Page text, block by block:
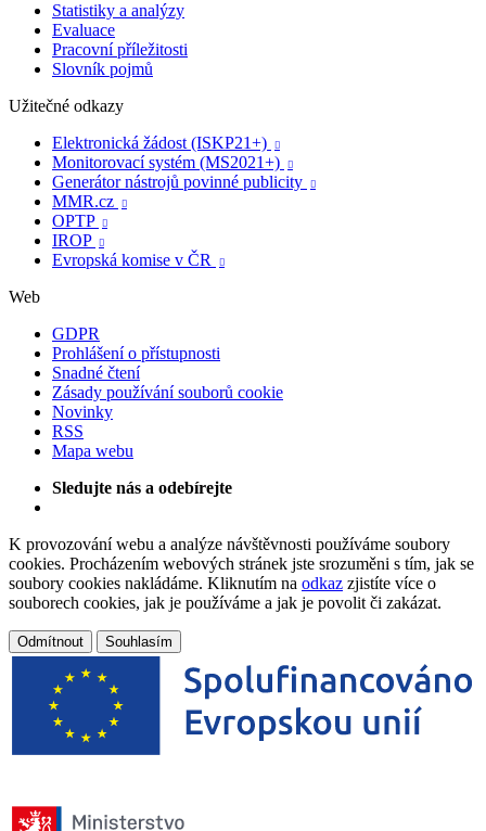
Statistiky a analýzy
Evaluace
Pracovní příležitosti
Slovník pojmů
Užitečné odkazy
Elektronická žádost (ISKP21+)

Monitorovací systém (MS2021+) 
Generátor nástrojů povinné publicity 
MMR.cz 
OPTP 
IROP 
Evropská komise v ČR 
Web
GDPR
Prohlášení o přístupnosti
Snadné čtení
Zásady používání souborů cookie
Novinky
RSS
Mapa webu
Sledujte nás a odebírejte
K provozování webu a analýze návštěvnosti používáme soubory
cookies. Procházením webových stránek jste srozuměni s tím, jak se
soubory cookies nakládáme. Kliknutím na odkaz zjistíte více o
souborech cookies, jak je používáme a jak je povolit či zakázat.
Odmítnout Souhlasím